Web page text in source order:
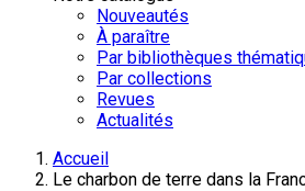
Nouveautés
À paraître
Par bibliothèques
Par collections
Revues
Actualités
Accueil
Le charbon de terre dans la